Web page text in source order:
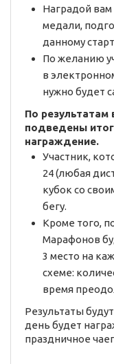
Наградой
медали,
данному
По желанию
в
нужно будет
По результатам
подведены
награждение.
Участник,
24 (любая
кубок со
бегу.
Кроме того,
Марафонов
3 место на
схеме:
время
Результаты
день будет
праздничное